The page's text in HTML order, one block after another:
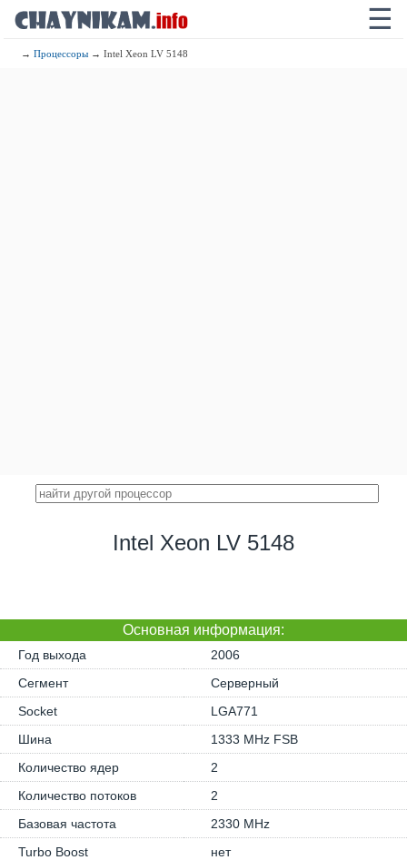
☰
→Процессоры → Intel Xeon LV 5148
Intel Xeon LV 5148
Основная информация:
Год выхода
2006
Сегмент
Серверный
Socket
LGA771
Шина
1333 MHz FSB
Количество ядер
2
Количество потоков
2
Базовая частота
2330 MHz
Turbo Boost
нет